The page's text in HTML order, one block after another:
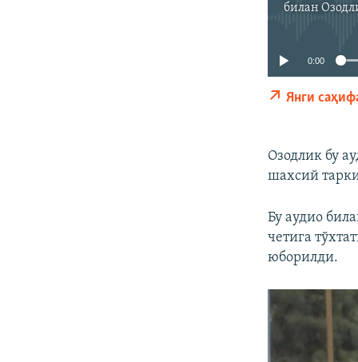
билан
0:00
Янги
Озодлик бу
шахсий
Бу аудио
четига
юборилди.